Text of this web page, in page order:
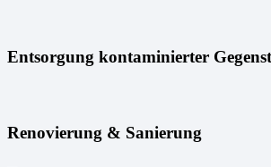
Entsorgung kontaminierter
Renovierung & Sanierung